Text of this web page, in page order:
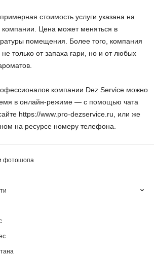
стоимость услуги указана на
Цена может меняться в
помещения. Более того, компания
только от запаха гари, но и от любых
компании Dez Service можно
в онлайн-режиме — с помощью чата
https://www.pro-dezservice.ru, или же
на ресурсе номеру телефона.
фотошопа